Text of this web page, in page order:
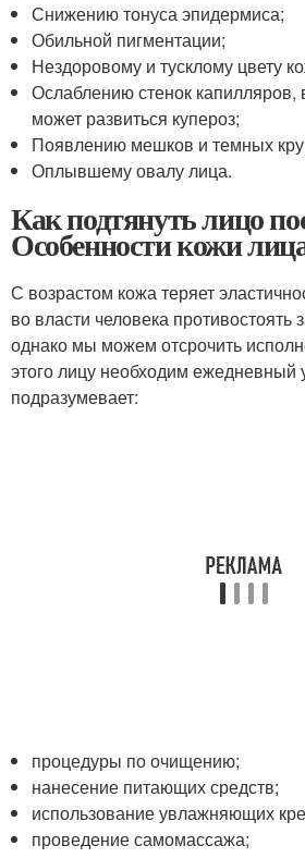
Снижению тонуса эпидермиса;
Обильной пигментации;
Нездоровому и тусклому цвету
Ослаблению стенок капилляров,
может развиться купероз;
Появлению мешков и темных
Оплывшему овалу лица.
Как подтянуть лицо
Особенности кожи
С возрастом кожа теряет
во власти человека противостоять
однако мы можем отсрочить
этого лицу необходим ежедневный
подразумевает:
процедуры по очищению;
нанесение питающих средств;
использование увлажняющих
проведение самомассажа;